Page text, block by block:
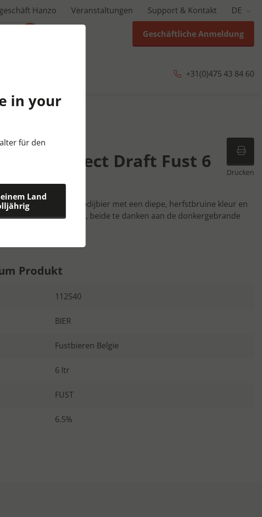
Hanzo Veranstaltungen Support & Kontakt DE
Geschäftliche Anmeldung
+31(0)475 43 84 60
| FUST | 6 ltr
Drucken
Perfect Draft Fust 6
is een authentiek abdijbier met een diepe, herfstbruine kleur en
smaak van caramel, beide te danken aan de donkergebrande
Produkt
112540
BIER
Fustbieren Belgie
6 ltr
FUST
6.5%
in your
für den
Land